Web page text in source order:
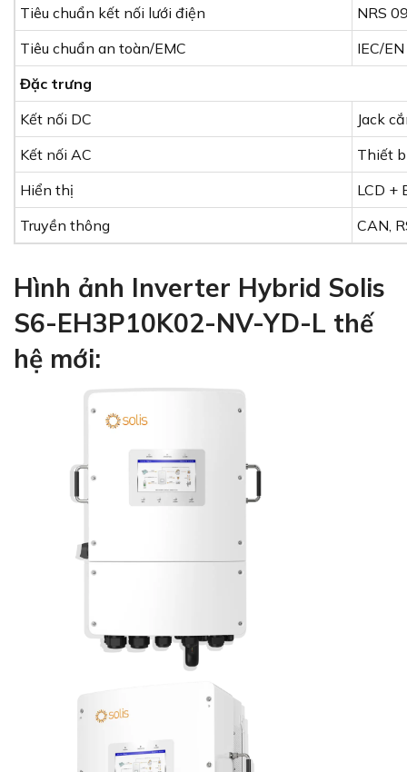
Tiêu chuẩn kết nối lưới điện
NRS
Tiêu chuẩn an toàn/EMC
IEC/
Đặc trưng
Kết nối DC
Jack
Kết nối AC
Thiết
Hiển thị
LCD +
Truyền thông
CAN,
Hình ảnh Inverter Hybrid Solis
S6-EH3P10K02-NV-YD-L thế
hệ mới: